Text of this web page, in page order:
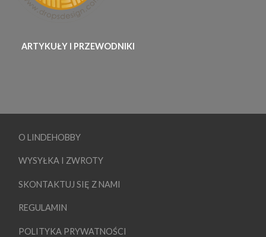
ARTYKUŁY I PRZEWODNIKI
O LINDEHOBBY
WYSYŁKA I ZWROTY
SKONTAKTUJ SIĘ Z NAMI
REGULAMIN
POLITYKA PRYWATNOŚCI